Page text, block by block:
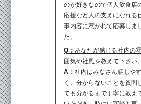
のが好きなので個人飲食店
応援など人の支えになれる
事内容に惹かれて応募しま
た。
Q： あなたが感じる社内の
囲気や社風を教えて下さい。
A： 社内はみなさん話しや
く、分からないことを質問
ても分かるまで丁寧に教え